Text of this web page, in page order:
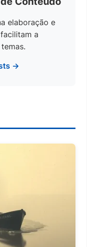
elaboração e
a
→